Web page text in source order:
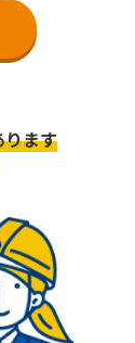
ります